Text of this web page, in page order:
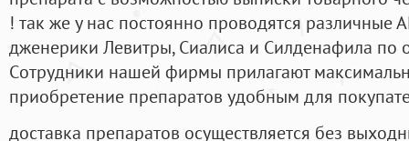
! так же у нас постоянно проводятся
дженерики Левитры, Сиалиса и Силденафила по
Cотрудники нашей фирмы прилагают
приобретение препаратов удобным для
доставка препаратов осуществляется без